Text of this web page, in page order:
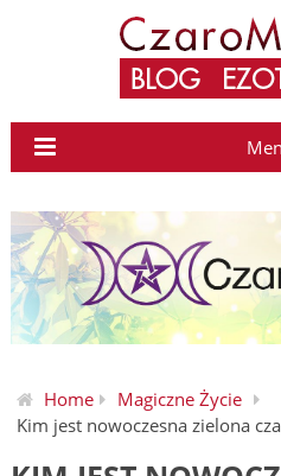
Home
Magiczne Życie
Kim jest nowoczesna zielona